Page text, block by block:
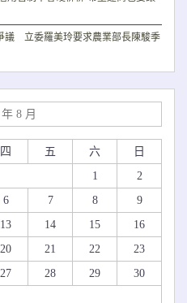
議 立委羅美玲要求農業部長陳駿季
8 月
四 五 六
日
1
2
6 7 8
9
13 14 15
16
20 21 22
23
27 28 29
30